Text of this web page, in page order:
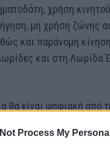
Process My
χρήση
μη χρήση ζώνης
και παράνομη
και στη Λωρίδα
θα είναι ψηφιακή από
την